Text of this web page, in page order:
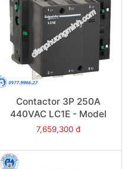
Contactor 3P 250A
440VAC LC1E - Model
LC1E250R6
7,659,300 đ